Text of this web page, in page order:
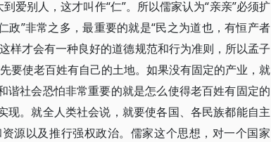
爱别人，这才叫作“仁”。所以儒家认为“亲亲”必须扩
政”非常之多，最重要的就是“民之为道也，有恒产者
样才会有一种良好的道德规范和行为准则，所以孟子
要使老百姓有自己的土地。如果没有固定的产业，就
社会恐怕非常重要的就是怎么使得老百姓有固定的
。就全人类社会说，就要使各国、各民族都能自主
源以及推行强权政治。儒家这个思想，对一个国家